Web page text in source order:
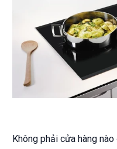
Không phải cửa hàng